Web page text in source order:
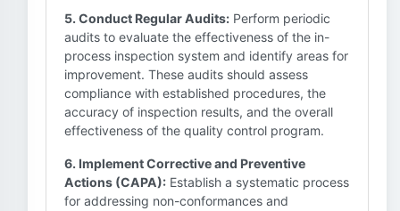
5. Conduct Regular Audits: Perform periodic
audits to evaluate the effectiveness of the in-
process inspection system and identify areas for
improvement. These audits should assess
compliance with established procedures, the
accuracy of inspection results, and the overall
effectiveness of the quality control program.
6. Implement Corrective and Preventive
Actions (CAPA): Establish a systematic process
for addressing non-conformances and